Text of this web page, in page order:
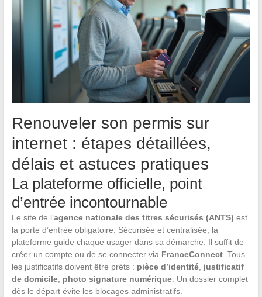
Renouveler son permis sur
internet : étapes détaillées,
délais et astuces pratiques
La plateforme officielle, point
d’entrée incontournable
Le site de l’agence nationale des titres sécurisés (ANTS) est
la porte d’entrée obligatoire. Sécurisée et centralisée, la
plateforme guide chaque usager dans sa démarche. Il suffit de
créer un compte ou de se connecter via FranceConnect. Tous
les justificatifs doivent être prêts : pièce d’identité, justificatif
de domicile, photo signature numérique. Un dossier complet
dès le départ évite les blocages administratifs.